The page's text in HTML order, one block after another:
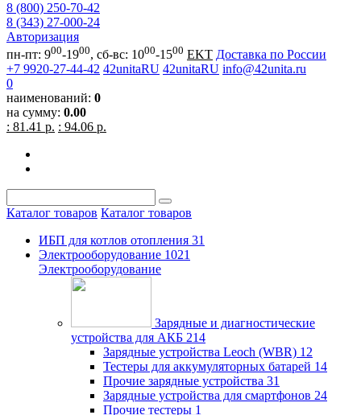
8 (800) 250-70-42
8 (343) 27-000-24
Авторизация
пн-пт: 900-1900, сб-вс: 1000-1500 EKT Доставка по России
+7 9920-27-44-42 42unitaRU 42unitaRU info@42unita.ru
0
наименований: 0
на сумму: 0.00
: 81.41 р. : 94.06 р.
Каталог товаров Каталог товаров
ИБП для котлов отопления 31
Электрооборудование 1021
Электрооборудование
Зарядные и диагностические
устройства для АКБ 214
Зарядные устройства Leoch (WBR) 12
Тестеры для аккумуляторных батарей 14
Прочие зарядные устройства 31
Зарядные устройства для смартфонов 24
Прочие тестеры 1